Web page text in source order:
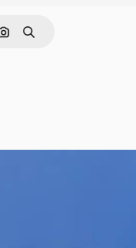
Nach Bild suchen
Suchen